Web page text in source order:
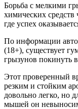
Борьба с мелкими
химических средств
где успех
По информации
(18+), существует
грызунов покинуть
Этот проверенный
резким и стойким
довольно легко, но
мышей он